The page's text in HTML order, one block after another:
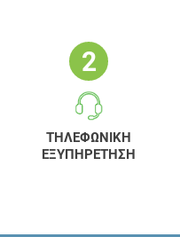
ΤΗΛΕΦΩΝΙΚΗ
ΕΞΥΠΗΡΕΤΗΣΗ